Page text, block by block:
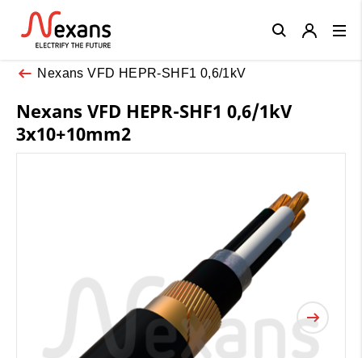
Nexans VFD HEPR-SHF1 0,6/1kV
Nexans VFD HEPR-SHF1 0,6/1kV
3x10+10mm2
Close